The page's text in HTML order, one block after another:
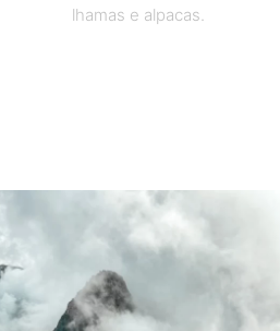
lhamas e alpacas.